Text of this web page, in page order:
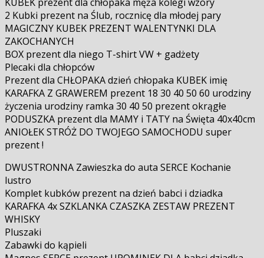
2 Kubki prezent na Ślub, rocznicę dla młodej pary
MAGICZNY KUBEK PREZENT WALENTYNKI DLA
ZAKOCHANYCH
BOX prezent dla niego T-shirt VW + gadżety
Plecaki dla chłopców
Prezent dla CHŁOPAKA dzień chłopaka KUBEK imię
KARAFKA Z GRAWEREM prezent 18 30 40 50 60 urodziny
życzenia urodziny ramka 30 40 50 prezent okrągłe
PODUSZKA prezent dla MAMY i TATY na Święta 40x40cm
ANIOŁEK STRÓŻ DO TWOJEGO SAMOCHODU super
prezent !
DWUSTRONNA Zawieszka do auta SERCE Kochanie
lustro
Komplet kubków prezent na dzień babci i dziadka
KARAFKA 4x SZKLANKA CZASZKA ZESTAW PREZENT
WHISKY
Pluszaki
Zabawki do kąpieli